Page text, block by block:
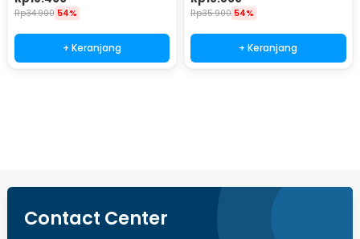
Rp34.900 54%
+ Keranjang
WG40S
Rp35.900 54%
+ Keranjang
Contact Center